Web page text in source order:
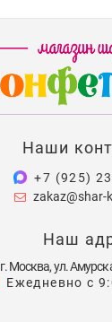
Наши
+7 (925)
zakaz@shar-
Наш
г. Москва, ул.
Ежедневно с